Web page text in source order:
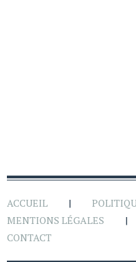
ACCUEIL
MENTIONS LÉGALES
CONTACT